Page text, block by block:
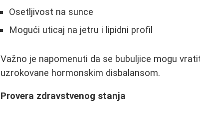
Osetljivost na sunce
Mogući uticaj na jetru i lipidni profil
Važno je napomenuti da se bubuljice mogu
uzrokovane hormonskim disbalansom.
Provera zdravstvenog stanja